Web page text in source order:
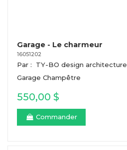
Garage - Le charmeur
16051202
Par :
TY-BO design architecture
Garage Champêtre
550,00 $
Commander